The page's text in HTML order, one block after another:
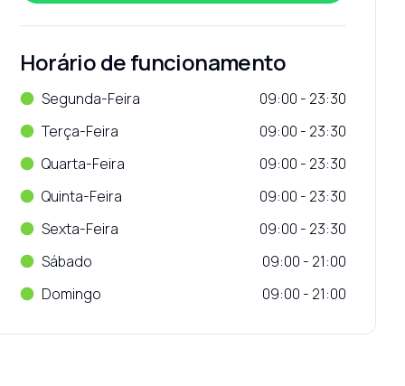
Horário de funcionamento
Segunda-Feira
09:00 - 23:30
Terça-Feira
09:00 - 23:30
Quarta-Feira
09:00 - 23:30
Quinta-Feira
09:00 - 23:30
Sexta-Feira
09:00 - 23:30
Sábado
09:00 - 21:00
Domingo
09:00 - 21:00